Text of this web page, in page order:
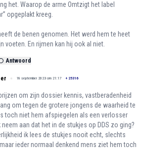
het. Waarop de arme Omtzigt het label
opgeplakt kreeg.
de benen genomen. Het werd hem te heet
voeten. En rijmen kan hij ook al niet.
Antwoord
18 september 2023 om 21:17 + 25316
om zijn dossier kennis, vastberadenheid
om tegen de grotere jongens de waarheid te
toch niet hem afspiegelen als een verlosser
neem aan dat het in de stukjes op DDS zo ging?
ik lees de stukjes nooit echt, slechts
ieder normaal denkend mens ziet hem toch